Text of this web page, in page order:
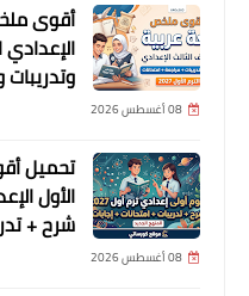
أقوى
وتدريبات
08 أغسطس 2026
تحميل
شرح +
08 أغسطس 2026